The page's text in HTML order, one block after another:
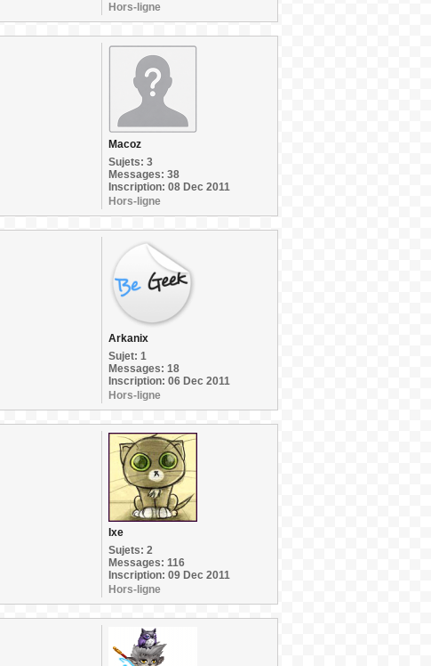
Hors-ligne
Macoz
Sujets: 3
Messages: 38
Inscription: 08 Dec 2011
Hors-ligne
Arkanix
Sujet: 1
Messages: 18
Inscription: 06 Dec 2011
Hors-ligne
Ixe
Sujets: 2
Messages: 116
Inscription: 09 Dec 2011
Hors-ligne